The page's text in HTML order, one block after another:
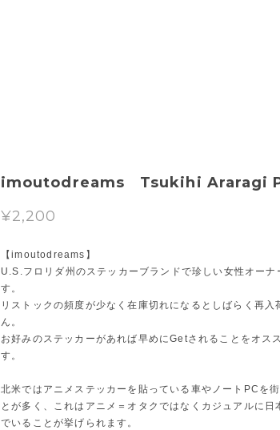
imoutodreams Tsukihi Araragi
¥2,200
【imoutodreams】
U.S.フロリダ州のステッカーブランドで珍しい女性オーナ
す。
リストックの頻度が少なく在庫切れになるとしばらく再入
ん。
お好みのステッカーがあれば早めにGetされることをオス
す。
北米ではアニメステッカーを貼っている車やノートPCを
とが多く、これはアニメ＝オタクではなくカジュアルに日
でいることが挙げられます。